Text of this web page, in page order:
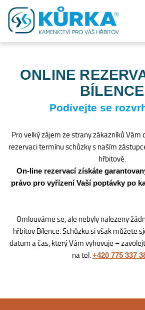
ONLINE
BÍLENCE
Podívejte se
Pro velký zájem ze strany zákazníků
rezervaci termínu schůzky s naším
hřbitově.
On-line rezervací získáte
právo pro vyřízení Vaší poptávky po
Omlouváme se, ale nebyly nalezeny
hřbitov Bílence. Schůzku si však můžete
datum a čas, který Vám vyhovuje –
na tel.+420 775 337